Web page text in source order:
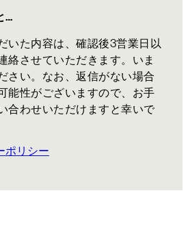
…
いた内容は、確認後3営業日以
絡させていただきます。いま
さい。なお、返信がない場合
能性がございますので、お手
合わせいただけますと幸いで
ポリシー